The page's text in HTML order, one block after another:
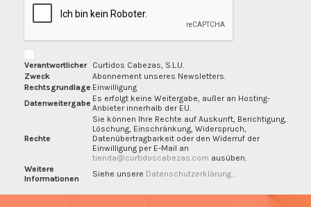
Verantwortlicher
Curtidos Cabezas, S.L.U.
Zweck
Abonnement unseres Newsletters.
Rechtsgrundlage Einwilligung
Datenweitergabe Es erfolgt keine Weitergabe, außer an Hosting-
Anbieter innerhalb der EU.
Rechte
Sie können Ihre Rechte auf Auskunft, Berichtigung,
Löschung, Einschränkung, Widerspruch,
Datenübertragbarkeit oder den Widerruf der
Einwilligung per E-Mail an
tienda@curtidoscabezas.com ausüben.
Weitere
Informationen
Siehe unsere Datenschutzerklärung